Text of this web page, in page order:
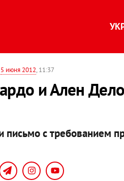
5 июня 2012, 11:37
и Ален
письмо с требованием